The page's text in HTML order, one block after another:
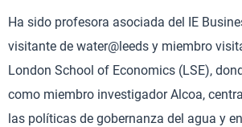
Ha sido profesora asociada del IE
visitante de water@leeds y miembro
London School of Economics (LSE),
como miembro investigador Alcoa,
las políticas de gobernanza del agua y